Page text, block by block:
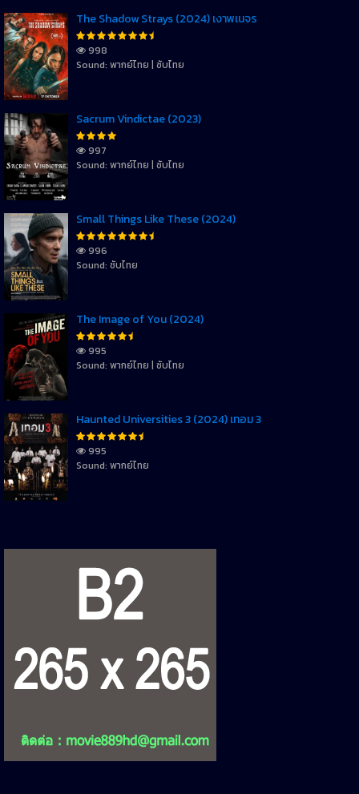
The Shadow Strays (2024) เงาพเนจร
998
Sound: พากย์ไทย | ซับไทย
Sacrum Vindictae (2023)
997
Sound: พากย์ไทย | ซับไทย
Small Things Like These (2024)
996
Sound: ซับไทย
The Image of You (2024)
995
Sound: พากย์ไทย | ซับไทย
Haunted Universities 3 (2024) เทอม 3
995
Sound: พากย์ไทย